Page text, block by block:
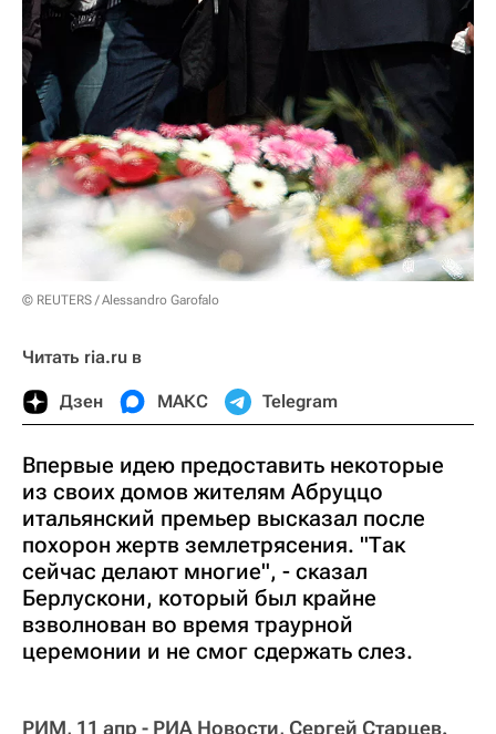
© REUTERS / Alessandro Garofalo
Читать ria.ru в
Дзен МАКС Telegram
Впервые идею предоставить некоторые
из своих домов жителям Абруццо
итальянский премьер высказал после
похорон жертв землетрясения. "Так
сейчас делают многие", - сказал
Берлускони, который был крайне
взволнован во время траурной
церемонии и не смог сдержать слез.
РИМ, 11 апр - РИА Новости, Сергей Старцев.